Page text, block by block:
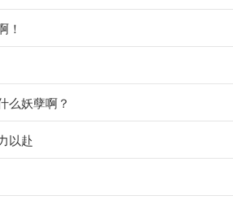
！
么妖孽啊？
以赴